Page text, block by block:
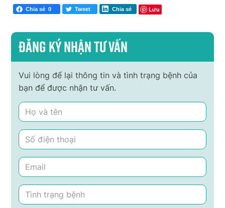
Chia sẻ 0 Tweet Chia sẻ Lưu
Đăng ký nhận tư vấn
Vui lòng để lại thông tin và tình trạng bệnh của
bạn để được nhận tư vấn.